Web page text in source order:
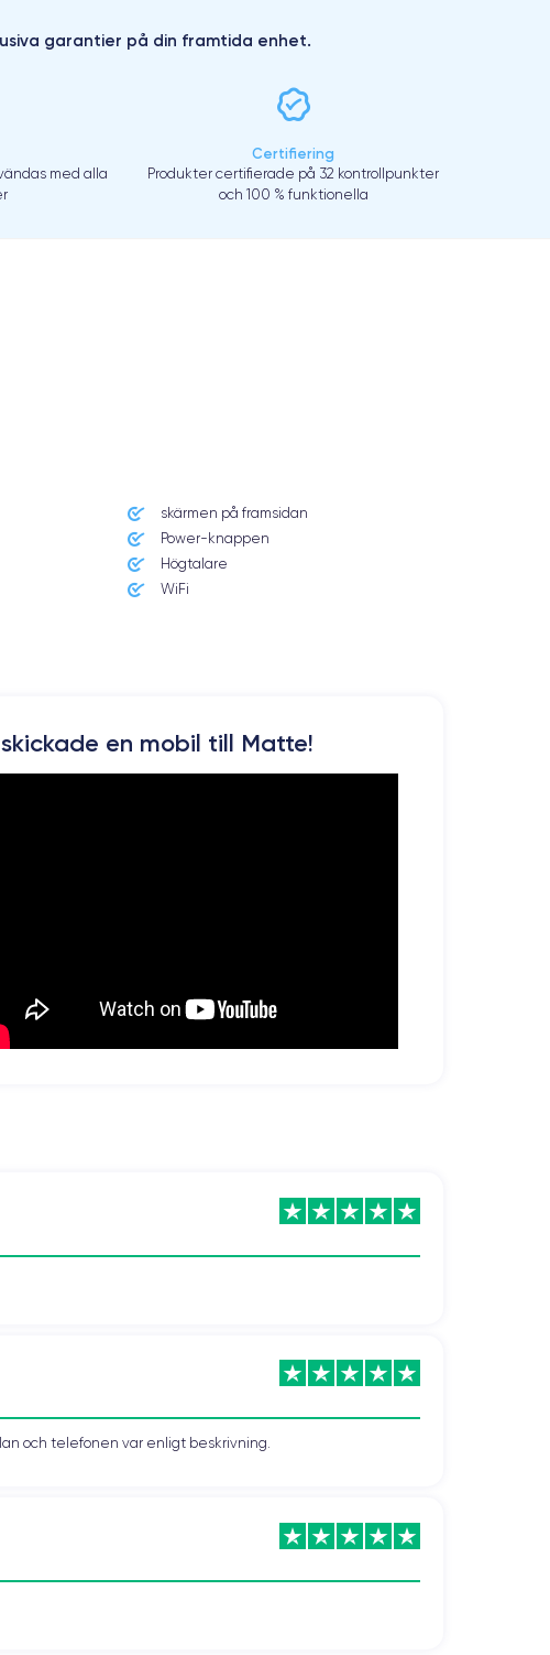
garantier på din framtida enhet.
med alla
Certifiering
Produkter certifierade på 32 kontrollpunkter
och 100 % funktionella
skärmen på framsidan
Power-knappen
Högtalare
WiFi
en mobil till Matte!
och telefonen var enligt beskrivning.